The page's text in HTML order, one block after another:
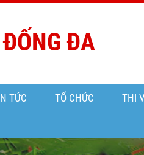
ĐA
TỨC TỔ CHỨC THI